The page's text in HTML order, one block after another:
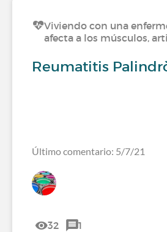
Viviendo con una
afecta a los músculos,
Reumatitis
Último comentario: 5/7/21
32 1